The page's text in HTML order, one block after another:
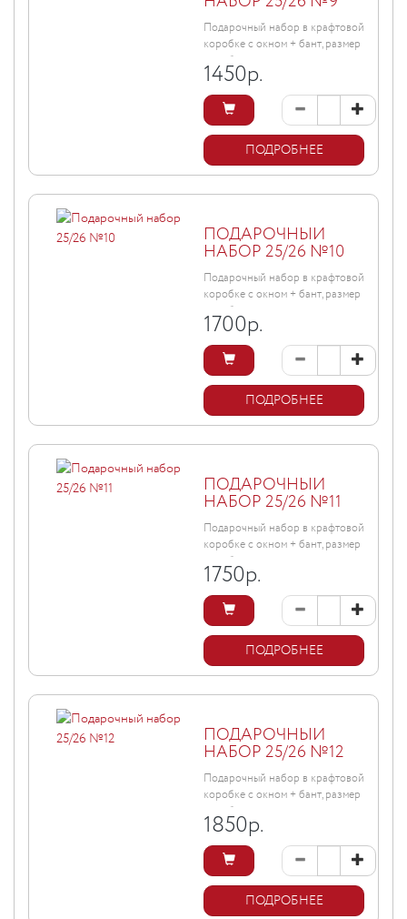
Подарочный набор в крафтовой
коробке с окном + бант, размер
коробки ...
1450р.
ПОДРОБНЕЕ
ПОДАРОЧНЫЙ
НАБОР 25/26 №10
Подарочный набор в крафтовой
коробке с окном + бант, размер
коробки ...
1700р.
ПОДРОБНЕЕ
ПОДАРОЧНЫЙ
НАБОР 25/26 №11
Подарочный набор в крафтовой
коробке с окном + бант, размер
коробки ...
1750р.
ПОДРОБНЕЕ
ПОДАРОЧНЫЙ
НАБОР 25/26 №12
Подарочный набор в крафтовой
коробке с окном + бант, размер
коробки ...
1850р.
ПОДРОБНЕЕ